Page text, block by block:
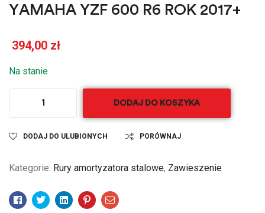
YAMAHA YZF 600 R6 ROK 2017+
394,00 zł
Na stanie
DODAJ DO KOSZYKA
DODAJ DO ULUBIONYCH PORÓWNAJ
Kategorie: Rury amortyzatora stalowe, Zawieszenie
Facebook
TwitterLinkedinPinterestEmail